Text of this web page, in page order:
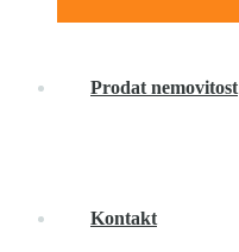
Prodat nemovitost
Kontakt